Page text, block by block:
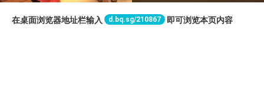
在桌面浏览器地址栏输入 d.bq.sg/210867 即可浏览本页内容